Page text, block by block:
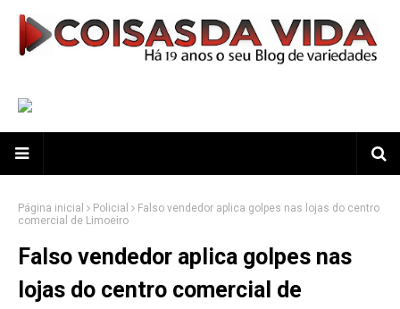
Página inicial Policial
Falso vendedor aplica golpes nas lojas do centro
comercial de Limoeiro
Falso vendedor aplica golpes nas
lojas do centro comercial de